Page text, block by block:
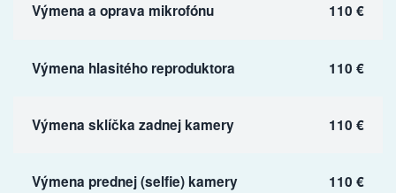
Výmena a oprava mikrofónu 110 €
Výmena hlasitého reproduktora 110 €
Výmena sklíčka zadnej kamery 110 €
Výmena prednej (selfie) kamery 110 €